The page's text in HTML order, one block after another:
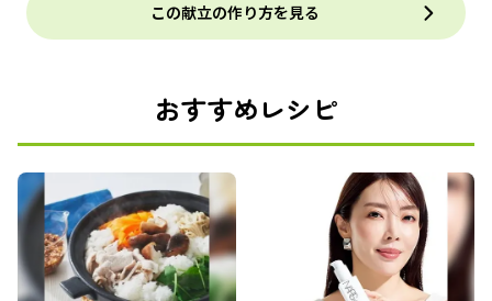
この献立の作り方を見る
おすすめレシピ